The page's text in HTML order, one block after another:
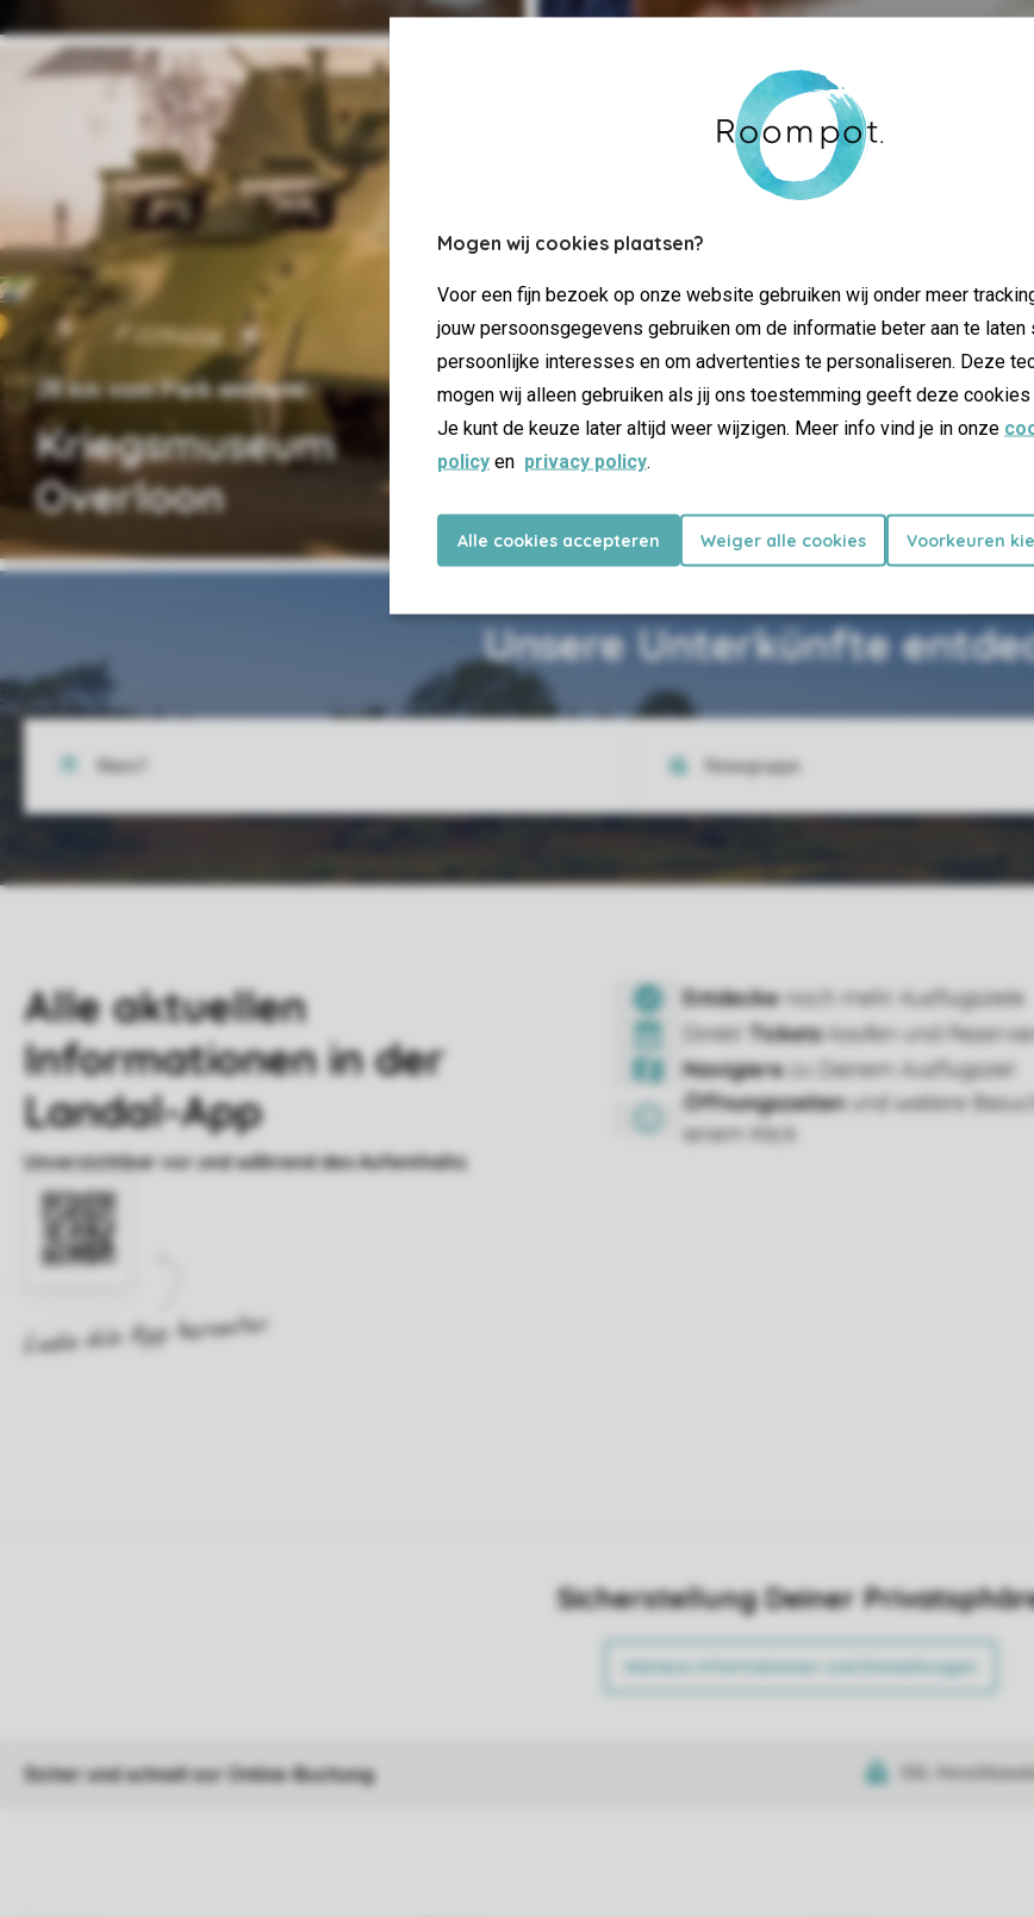
Mogen wij cookies plaatsen?
Voor een fijn bezoek op onze website gebruiken wij onder meer
jouw persoonsgegevens gebruiken om de informatie beter aan te laten
persoonlijke interesses en om advertenties te personaliseren. Deze
mogen wij alleen gebruiken als jij ons toestemming geeft deze cookies
Je kunt de keuze later altijd weer wijzigen. Meer info vind je in onze
policy en privacy policy.
Alle cookies accepteren Weiger alle cookies Voorkeuren
Kriegsmuseum
Overloon
28 km vom Park entfernt
27 km vom Park entfernt
Unsere Unterkünfte
Sicherstellung Deiner
Weitere Informationen und Einstellungen
Sicher und schnell zur Online-Buchung SSL-